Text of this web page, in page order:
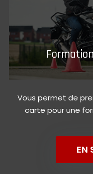
Vous permet de
carte pour une
EN